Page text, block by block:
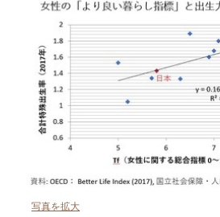
写真を拡大